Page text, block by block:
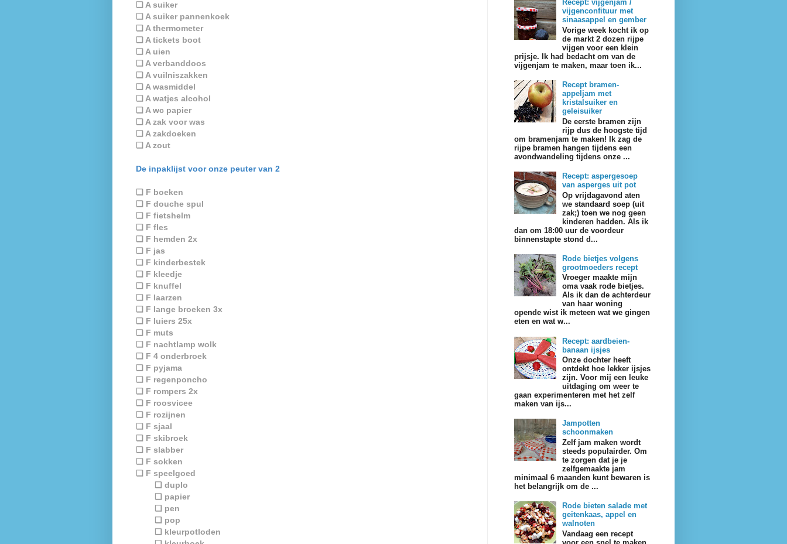
❏ A suiker
❏ A suiker pannenkoek
❏ A thermometer
❏ A tickets boot
❏ A uien
❏ A verbanddoos
❏ A vuilniszakken
❏ A wasmiddel
❏ A watjes alcohol
❏ A wc papier
❏ A zak voor was
❏ A zakdoeken
❏ A zout
De inpaklijst voor onze peuter van 2
❏ F boeken
❏ F douche spul
❏ F fietshelm
❏ F fles
❏ F hemden 2x
❏ F jas
❏ F kinderbestek
❏ F kleedje
❏ F knuffel
❏ F laarzen
❏ F lange broeken 3x
❏ F luiers 25x
❏ F muts
❏ F nachtlamp wolk
❏ F 4 onderbroek
❏ F pyjama
❏ F regenponcho
❏ F rompers 2x
❏ F roosvicee
❏ F rozijnen
❏ F sjaal
❏ F skibroek
❏ F slabber
❏ F sokken
❏ F speelgoed
❏ duplo
❏ papier
❏ pen
❏ pop
❏ kleurpotloden
Recept: vijgenjam /
vijgenconfituur met
sinaasappel en gember
Vorige week kocht ik op
de markt 2 dozen rijpe
vijgen voor een klein
prijsje. Ik had bedacht om van de
vijgenjam te maken, maar toen ik...
Recept bramen-
appeljam met
kristalsuiker en
geleisuiker
De eerste bramen zijn
rijp dus de hoogste tijd
om bramenjam te maken! Ik zag de
rijpe bramen hangen tijdens een
avondwandeling tijdens onze ...
Recept: aspergesoep
van asperges uit pot
Op vrijdagavond aten
we standaard soep (uit
zak;) toen we nog geen
kinderen hadden. Als ik
dan om 18:00 uur de voordeur
binnenstapte stond d...
Rode bietjes volgens
grootmoeders recept
Vroeger maakte mijn
oma vaak rode bietjes.
Als ik dan de achterdeur
van haar woning
opende wist ik meteen wat we gingen
eten en wat w...
Recept: aardbeien-
banaan ijsjes
Onze dochter heeft
ontdekt hoe lekker ijsjes
zijn. Voor mij een leuke
uitdaging om weer te
gaan experimenteren met het zelf
maken van ijs...
Jampotten
schoonmaken
Zelf jam maken wordt
steeds populairder. Om
te zorgen dat je je
zelfgemaakte jam
minimaal 6 maanden kunt bewaren is
het belangrijk om de ...
Rode bieten salade met
geitenkaas, appel en
walnoten
Vandaag een recept